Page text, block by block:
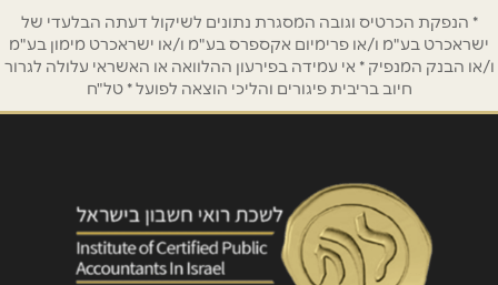
נושא*
אנא חזרו אלי בקשר ל...
מתחם G וייצמן 207
ראשון לציון
ירושלים
* הנפקת הכרטיס וגובה המסגרת נתונים לשיקול דעתה הבלעדי של
ישראכרט בע"מ ו/או פרימיום אקספרס בע"מ ו/או ישראכרט מימון בע"מ
ו/או הבנק המנפיק * אי עמידה בפירעון ההלוואה או האשראי עלולה לגרור
חיוב בריבית פיגורים והליכי הוצאה לפועל * טל"ח